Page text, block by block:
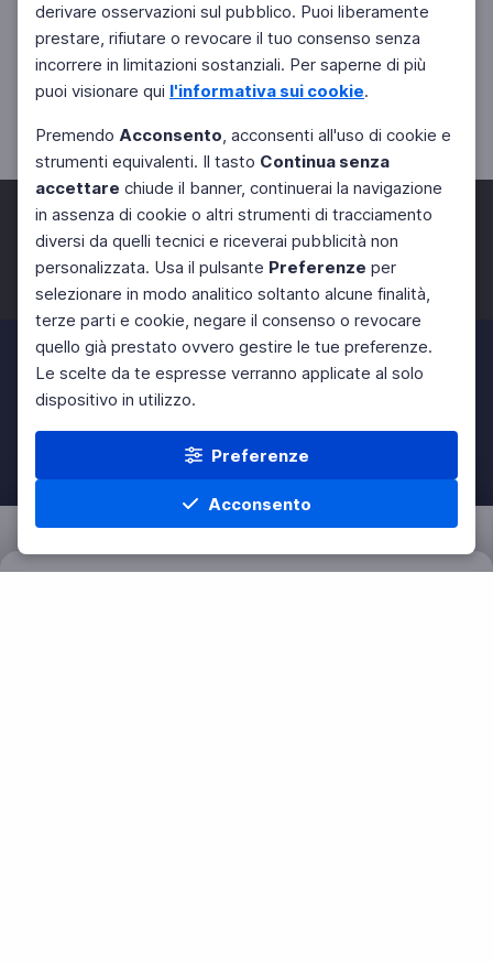
derivare osservazioni sul pubblico. Puoi liberamente
prestare, rifiutare o revocare il tuo consenso senza
incorrere in limitazioni sostanziali. Per saperne di più
puoi visionare qui l'informativa sui cookie.
Premendo Acconsento, acconsenti all'uso di cookie e
strumenti equivalenti. Il tasto Continua senza
accettare chiude il banner, continuerai la navigazione
in assenza di cookie o altri strumenti di tracciamento
diversi da quelli tecnici e riceverai pubblicità non
personalizzata. Usa il pulsante Preferenze per
selezionare in modo analitico soltanto alcune finalità,
terze parti e cookie, negare il consenso o revocare
quello già prestato ovvero gestire le tue preferenze.
Le scelte da te espresse verranno applicate al solo
dispositivo in utilizzo.
Preferenze
Acconsento
Home Materie Cerca Menu
Facebook Twitter Instagram